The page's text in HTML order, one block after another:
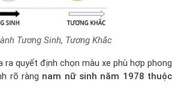
Tương Sinh, Tương Khắc
ra quyết định chọn màu xe phù hợp phong
rõ ràng nam nữ sinh năm 1978 thuộc